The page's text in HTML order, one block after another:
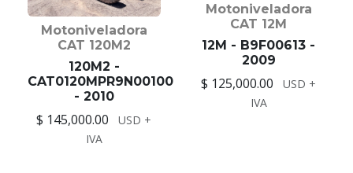
Motoniveladora
CAT 120M2
120M2 -
CAT0120MPR9N00100
- 2010
$ 145,000.00
USD +
IVA
Motoniveladora
CAT 12M
12M - B9F00613 -
2009
$ 125,000.00
USD +
IVA